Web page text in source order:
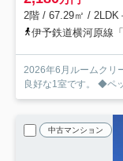
2階 / 67.29㎡ / 2LDK
伊予鉄道横河原線
2026年6月ルームクリ
良好な1室です。 ◆ペ
中古マンション